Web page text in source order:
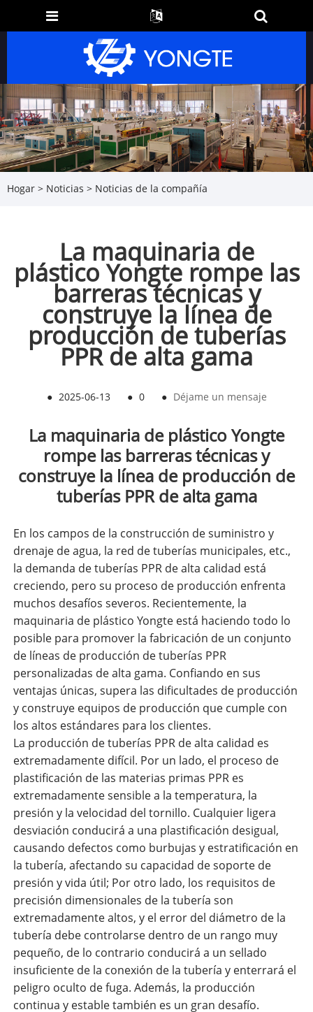
Hogar > Noticias > Noticias de la compañía
La maquinaria de
plástico Yongte rompe las
barreras técnicas y
construye la línea de
producción de tuberías
PPR de alta gama
● 2025-06-13 ● 0 ● Déjame un mensaje
La maquinaria de plástico Yongte
rompe las barreras técnicas y
construye la línea de producción de
tuberías PPR de alta gama
En los campos de la construcción de suministro y
drenaje de agua, la red de tuberías municipales, etc.,
la demanda de tuberías PPR de alta calidad está
creciendo, pero su proceso de producción enfrenta
muchos desafíos severos. Recientemente, la
maquinaria de plástico Yongte está haciendo todo lo
posible para promover la fabricación de un conjunto
de líneas de producción de tuberías PPR
personalizadas de alta gama. Confiando en sus
ventajas únicas, supera las dificultades de producción
y construye equipos de producción que cumple con
los altos estándares para los clientes.
La producción de tuberías PPR de alta calidad es
extremadamente difícil. Por un lado, el proceso de
plastificación de las materias primas PPR es
extremadamente sensible a la temperatura, la
presión y la velocidad del tornillo. Cualquier ligera
desviación conducirá a una plastificación desigual,
causando defectos como burbujas y estratificación en
la tubería, afectando su capacidad de soporte de
presión y vida útil; Por otro lado, los requisitos de
precisión dimensionales de la tubería son
extremadamente altos, y el error del diámetro de la
tubería debe controlarse dentro de un rango muy
pequeño, de lo contrario conducirá a un sellado
insuficiente de la conexión de la tubería y enterrará el
peligro oculto de fuga. Además, la producción
continua y estable también es un gran desafío.